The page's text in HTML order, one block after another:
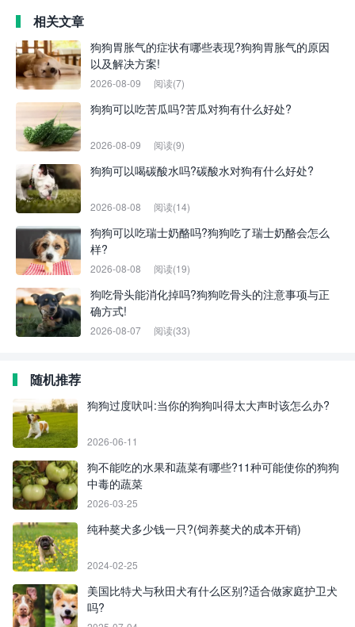
相关文章
狗狗胃胀气的症状有哪些表现?狗狗胃胀气的原因
以及解决方案!
2026-08-09 阅读(7)
狗狗可以吃苦瓜吗?苦瓜对狗有什么好处?
2026-08-09 阅读(9)
狗狗可以喝碳酸水吗?碳酸水对狗有什么好处?
2026-08-08 阅读(14)
狗狗可以吃瑞士奶酪吗?狗狗吃了瑞士奶酪会怎么
样?
2026-08-08 阅读(19)
狗吃骨头能消化掉吗?狗狗吃骨头的注意事项与正
确方式!
2026-08-07 阅读(33)
随机推荐
狗狗过度吠叫:当你的狗狗叫得太大声时该怎么办?
2026-06-11
狗不能吃的水果和蔬菜有哪些?11种可能使你的狗狗
中毒的蔬菜
2026-03-25
纯种獒犬多少钱一只?(饲养獒犬的成本开销)
2024-02-25
美国比特犬与秋田犬有什么区别?适合做家庭护卫犬
吗?